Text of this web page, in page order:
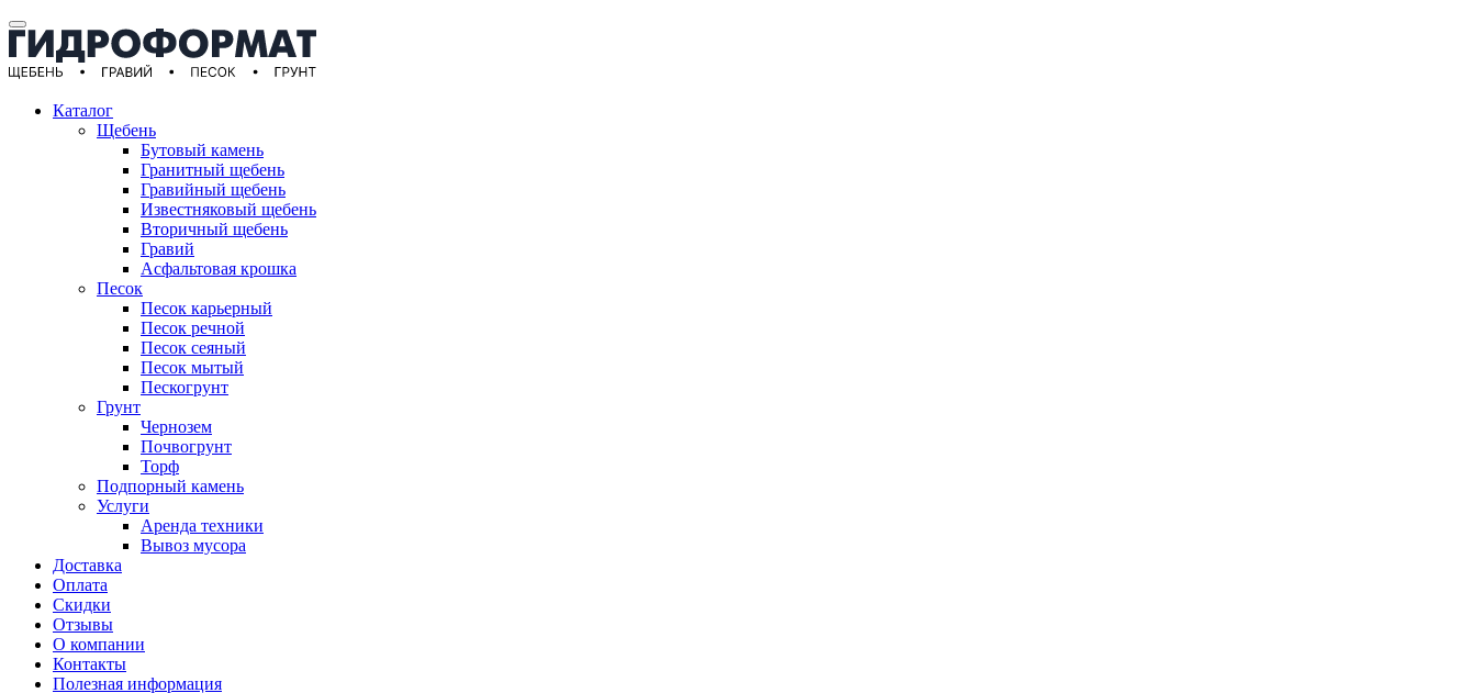
Каталог
Щебень
Бутовый камень
Гранитный щебень
Гравийный щебень
Известняковый щебень
Вторичный щебень
Гравий
Асфальтовая крошка
Песок
Песок карьерный
Песок речной
Песок сеяный
Песок мытый
Пескогрунт
Грунт
Чернозем
Почвогрунт
Торф
Подпорный камень
Услуги
Аренда техники
Вывоз мусора
Доставка
Оплата
Скидки
Отзывы
О компании
Контакты
Полезная информация